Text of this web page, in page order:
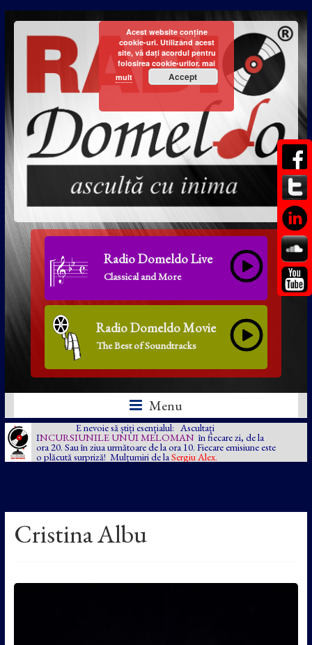
Radio Domeldo Live
Classical and More
Radio Domeldo Movie
The Best of Soundtracks
Menu
E nevoie să știți esențialul: Ascultați
INCURSIUNILE UNUI MELOMAN în fiecare zi, de la
ora 20. Sau în ziua următoare de la ora 10. Fiecare emisiune este
o plăcută surpriză! Mulțumiri de la Sergiu Alex.
Cristina Albu
Acest website conține
cookie-uri. Utilizând acest
site, vă dați acordul pentru
folosirea cookie-urilor. mai
mult
Accept